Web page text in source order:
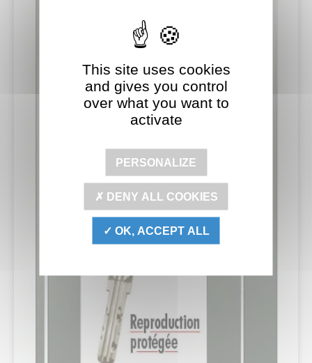
This site uses cookies
and gives you control
over what you want to
activate
PERSONALIZE
DENY ALL COOKIES
OK, ACCEPT ALL